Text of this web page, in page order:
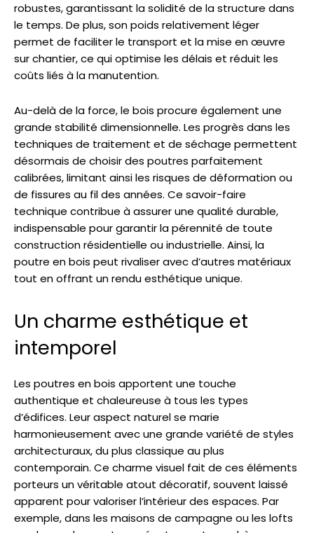
robustes, garantissant la solidité de la structure dans
le temps. De plus, son poids relativement léger
permet de faciliter le transport et la mise en œuvre
sur chantier, ce qui optimise les délais et réduit les
coûts liés à la manutention.
Au-delà de la force, le bois procure également une
grande stabilité dimensionnelle. Les progrès dans les
techniques de traitement et de séchage permettent
désormais de choisir des poutres parfaitement
calibrées, limitant ainsi les risques de déformation ou
de fissures au fil des années. Ce savoir-faire
technique contribue à assurer une qualité durable,
indispensable pour garantir la pérennité de toute
construction résidentielle ou industrielle. Ainsi, la
poutre en bois peut rivaliser avec d’autres matériaux
tout en offrant un rendu esthétique unique.
Un charme esthétique et
intemporel
Les poutres en bois apportent une touche
authentique et chaleureuse à tous les types
d’édifices. Leur aspect naturel se marie
harmonieusement avec une grande variété de styles
architecturaux, du plus classique au plus
contemporain. Ce charme visuel fait de ces éléments
porteurs un véritable atout décoratif, souvent laissé
apparent pour valoriser l’intérieur des espaces. Par
exemple, dans les maisons de campagne ou les lofts